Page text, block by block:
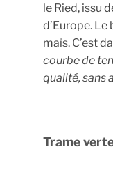
le Ried, issu
d’Europe. Le
maïs. C’est
courbe de
qualité, sans
Trame